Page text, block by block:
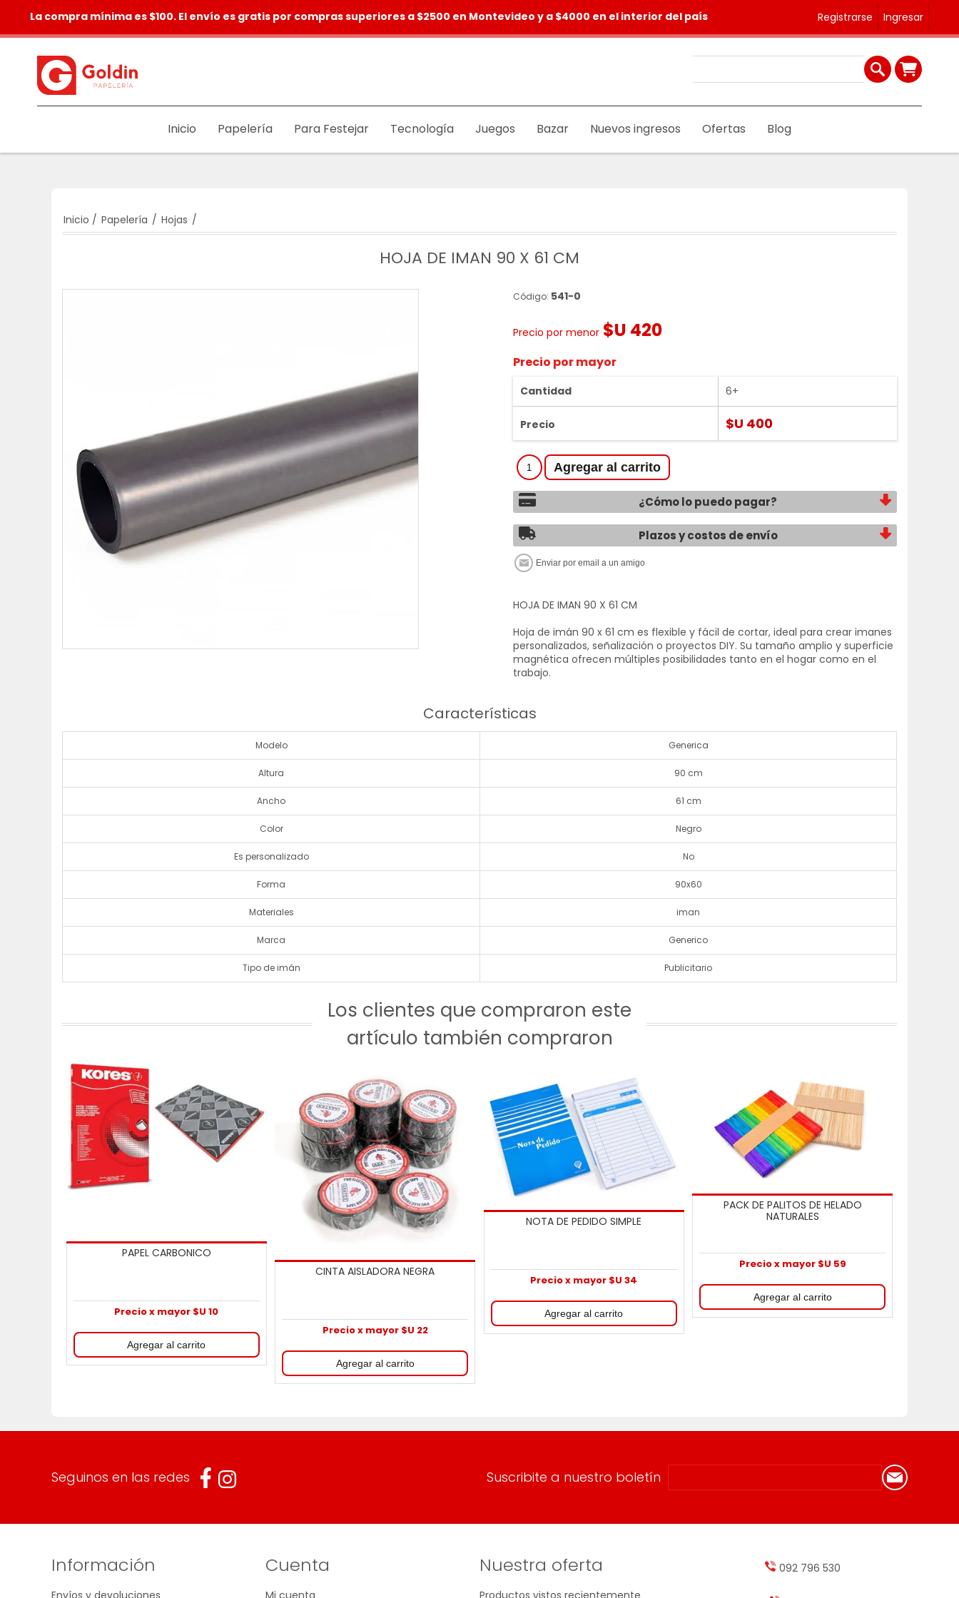
Registrarse Ingresar
La compra mínima es $100. El envío es gratis por compras superiores a $2500 en Montevideo y a $4000 en el interior del país
Inicio Papelería Para Festejar Tecnología Juegos Bazar Nuevos ingresos Ofertas Blog
Inicio / Papelería / Hojas /
HOJA DE IMAN 90 X 61 CM
Código: 541-0
Precio por menor $U 420
Precio por mayor
Cantidad 6+
Precio $U 400
¿Cómo lo puedo pagar?
Plazos y costos de envío
HOJA DE IMAN 90 X 61 CM
Hoja de imán 90 x 61 cm es flexible y fácil de cortar, ideal para crear imanes
personalizados, señalización o proyectos DIY. Su tamaño amplio y superficie
magnética ofrecen múltiples posibilidades tanto en el hogar como en el
trabajo.
Características
Modelo Generica
Altura 90 cm
Ancho 61 cm
Color Negro
Es personalizado No
Forma 90x60
Materiales iman
Marca Generico
Tipo de imán Publicitario
Los clientes que compraron este
artículo también compraron
PAPEL CARBONICO
Precio x mayor $U 10
CINTA AISLADORA NEGRA
Precio x mayor $U 22
NOTA DE PEDIDO SIMPLE
Precio x mayor $U 34
PACK DE PALITOS DE HELADO
NATURALES
Precio x mayor $U 59
Seguinos en las redes Suscribite a nuestro boletín
Información Cuenta Nuestra oferta 092 796 530